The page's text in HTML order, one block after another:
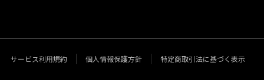
サービス利用規約 個人情報保護方針 特定商取引法に基づく表示